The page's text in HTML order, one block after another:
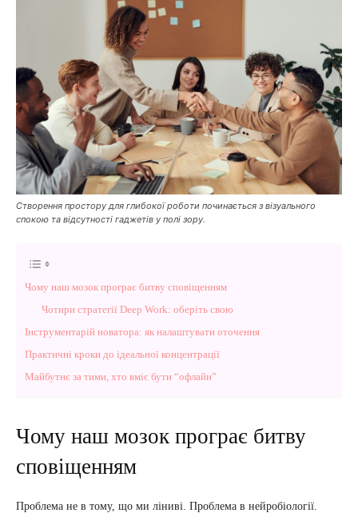
Створення простору для глибокої роботи починається з візуального
спокою та відсутності гаджетів у полі зору.
Чому наш мозок програє битву сповіщенням
Чотири стратегії Deep Work: оберіть свою
Інструментарій новатора: як налаштувати оточення
Практичні кроки до ідеальної концентрації
Майбутнє за тими, хто вміє бути “офлайн”
Чому наш мозок програє битву
сповіщенням
Проблема не в тому, що ми ліниві. Проблема в нейробіології.